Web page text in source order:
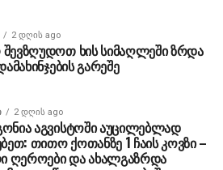
2 დღის ago
ხის სიმაღლეში ზრდა
გარეშე
2 დღის ago
აგვისტოში აუცილებლად
თითო ქოთანზე 1 ჩაის კოვზი –
ღეროები და ახალგაზრდა